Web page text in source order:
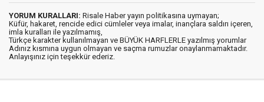
YORUM KURALLARI: Risale Haber yayın politikasına uymayan;
Küfür, hakaret, rencide edici cümleler veya imalar, inançlara saldırı içeren,
imla kuralları ile yazılmamış,
Türkçe karakter kullanılmayan ve BÜYÜK HARFLERLE yazılmış yorumlar
Adınız kısmına uygun olmayan ve saçma rumuzlar onaylanmamaktadır.
Anlayışınız için teşekkür ederiz.